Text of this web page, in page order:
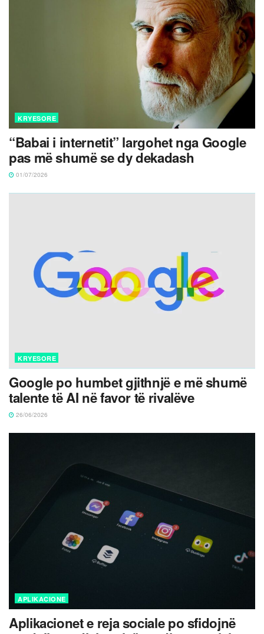
KRYESORE
“Babai i internetit” largohet nga Google
pas më shumë se dy dekadash
01/07/2026
KRYESORE
Google po humbet gjithnjë e më shumë
talente të AI në favor të rivalëve
26/06/2026
APLIKACIONE
Aplikacionet e reja sociale po sfidojnë